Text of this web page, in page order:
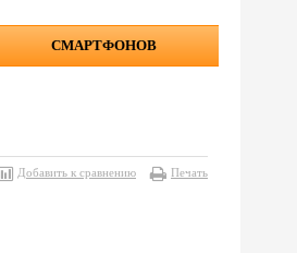
СМАРТФОНОВ
Добавить к сравнению Печать